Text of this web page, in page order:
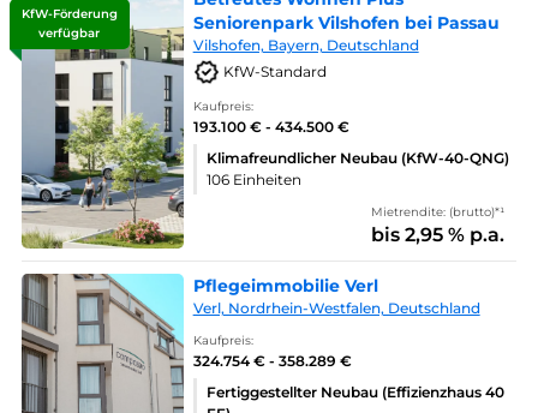
KfW-Förderung
verfügbar
Seniorenpark Vilshofen bei Passau
Vilshofen, Bayern, Deutschland
KfW-Standard
Kaufpreis:
193.100 € - 434.500 €
Klimafreundlicher Neubau (KfW-40-QNG)
106 Einheiten
Mietrendite: (brutto)*¹
bis 2,95 % p.a.
Pflegeimmobilie Verl
Verl, Nordrhein-Westfalen, Deutschland
Kaufpreis:
324.754 € - 358.289 €
Fertiggestellter Neubau (Effizienzhaus 40